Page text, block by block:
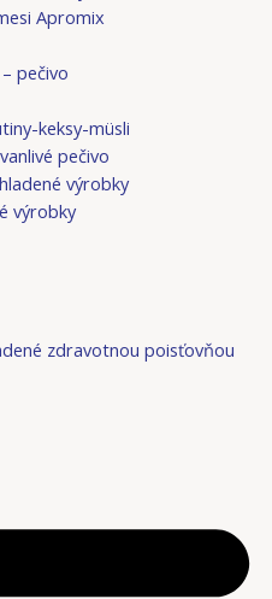
Apromix
pečivo
keksy-müsli
pečivo
výrobky
výrobky
zdravotnou poisťovňou